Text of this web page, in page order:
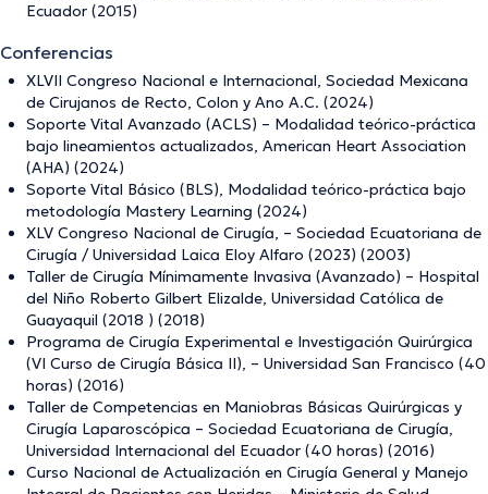
Ecuador (2015)
Conferencias
XLVII Congreso Nacional e Internacional, Sociedad Mexicana
de Cirujanos de Recto, Colon y Ano A.C. (2024)
Soporte Vital Avanzado (ACLS) – Modalidad teórico-práctica
bajo lineamientos actualizados, American Heart Association
(AHA) (2024)
Soporte Vital Básico (BLS), Modalidad teórico-práctica bajo
metodología Mastery Learning (2024)
XLV Congreso Nacional de Cirugía, – Sociedad Ecuatoriana de
Cirugía / Universidad Laica Eloy Alfaro (2023) (2003)
Taller de Cirugía Mínimamente Invasiva (Avanzado) – Hospital
del Niño Roberto Gilbert Elizalde, Universidad Católica de
Guayaquil (2018 ) (2018)
Programa de Cirugía Experimental e Investigación Quirúrgica
(VI Curso de Cirugía Básica II), – Universidad San Francisco (40
horas) (2016)
Taller de Competencias en Maniobras Básicas Quirúrgicas y
Cirugía Laparoscópica – Sociedad Ecuatoriana de Cirugía,
Universidad Internacional del Ecuador (40 horas) (2016)
Curso Nacional de Actualización en Cirugía General y Manejo